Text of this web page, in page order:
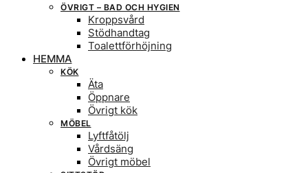
ÖVRIGT – BAD OCH HYGIEN
Kroppsvård
Stödhandtag
Toalettförhöjning
HEMMA
KÖK
Äta
Öppnare
Övrigt kök
MÖBEL
Lyftfåtölj
Vårdsäng
Övrigt möbel